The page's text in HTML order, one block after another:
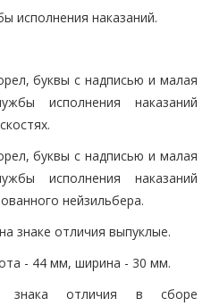
исполнения наказаний.
буквы с надписью и малая
исполнения наказаний
буквы с надписью и малая
исполнения наказаний
нейзильбера.
знаке отличия выпуклые.
- 44 мм, ширина - 30 мм.
знака отличия в сборе